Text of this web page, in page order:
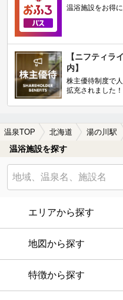
温浴施設をお得
【ニフティラ
内】
株主優待制度で
拡充されました！
温泉TOP 北海道 湯の川駅
温浴施設を探す
エリアから探す
地図から探す
特徴から探す